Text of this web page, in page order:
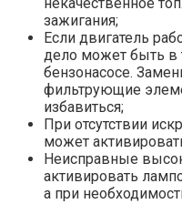
некачественное
зажигания;
Если двигатель
дело может быть в
бензонасосе.
фильтрующие
избавиться;
При отсутствии
может
Неисправные
активировать
а при